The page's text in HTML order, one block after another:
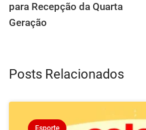
para Recepção da Quarta
Geração
Posts Relacionados
Esporte